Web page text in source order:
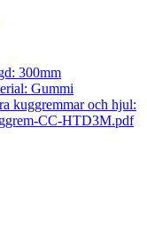
300mm
Gummi
kuggremmar och hjul:
CC-HTD3M.pdf